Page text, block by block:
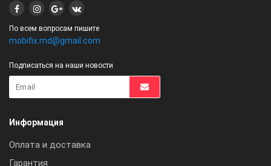
По всем вопросам пишите
mobifix.md@gmail.com
Подписаться на наши новости
Информация
Оплата и доставка
Гарантия